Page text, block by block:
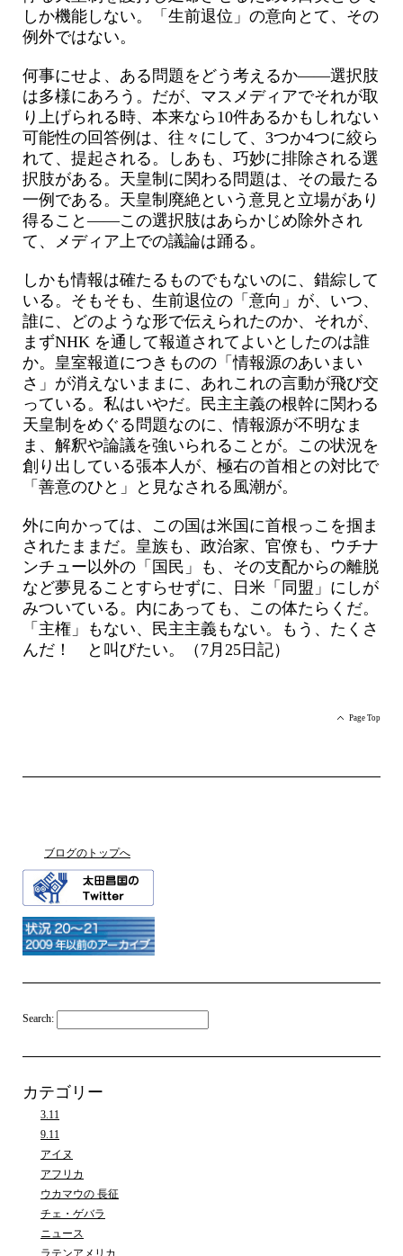
しか機能しない。「生前退位」の意向とて、その
例外ではない。
何事にせよ、ある問題をどう考えるか――選択肢
は多様にあろう。だが、マスメディアでそれが取
り上げられる時、本来なら10件あるかもしれない
可能性の回答例は、往々にして、3つか4つに絞ら
れて、提起される。しあも、巧妙に排除される選
択肢がある。天皇制に関わる問題は、その最たる
一例である。天皇制廃絶という意見と立場があり
得ること――この選択肢はあらかじめ除外され
て、メディア上での議論は踊る。
しかも情報は確たるものでもないのに、錯綜して
いる。そもそも、生前退位の「意向」が、いつ、
誰に、どのような形で伝えられたのか、それが、
まずNHK を通して報道されてよいとしたのは誰
か。皇室報道につきものの「情報源のあいまい
さ」が消えないままに、あれこれの言動が飛び交
っている。私はいやだ。民主主義の根幹に関わる
天皇制をめぐる問題なのに、情報源が不明なま
ま、解釈や論議を強いられることが。この状況を
創り出している張本人が、極右の首相との対比で
「善意のひと」と見なされる風潮が。
外に向かっては、この国は米国に首根っこを掴ま
されたままだ。皇族も、政治家、官僚も、ウチナ
ンチュー以外の「国民」も、その支配からの離脱
など夢見ることすらせずに、日米「同盟」にしが
みついている。内にあっても、この体たらくだ。
「主権」もない、民主主義もない。もう、たくさ
んだ！ と叫びたい。（7月25日記）
Page Top
ブログのトップへ
Search:
カテゴリー
3.11
9.11
アイヌ
アフリカ
ウカマウの 長征
チェ・ゲバラ
ニュース
ラテンアメリカ